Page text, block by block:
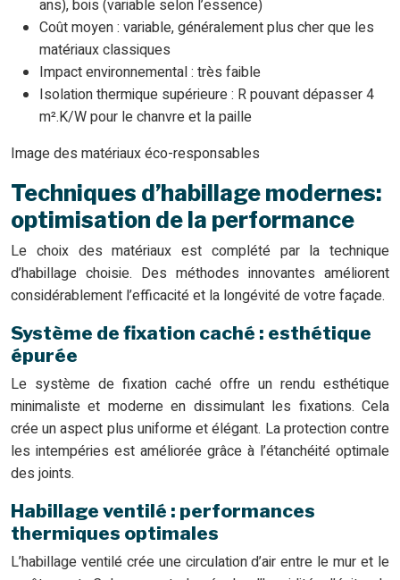
ans), bois (variable selon l’essence)
Coût moyen : variable, généralement plus cher que les
matériaux classiques
Impact environnemental : très faible
Isolation thermique supérieure : R pouvant dépasser 4
m².K/W pour le chanvre et la paille
Image des matériaux éco-responsables
Techniques d’habillage modernes:
optimisation de la performance
Le choix des matériaux est complété par la technique
d’habillage choisie. Des méthodes innovantes améliorent
considérablement l’efficacité et la longévité de votre façade.
Système de fixation caché : esthétique
épurée
Le système de fixation caché offre un rendu esthétique
minimaliste et moderne en dissimulant les fixations. Cela
crée un aspect plus uniforme et élégant. La protection contre
les intempéries est améliorée grâce à l’étanchéité optimale
des joints.
Habillage ventilé : performances
thermiques optimales
L’habillage ventilé crée une circulation d’air entre le mur et le